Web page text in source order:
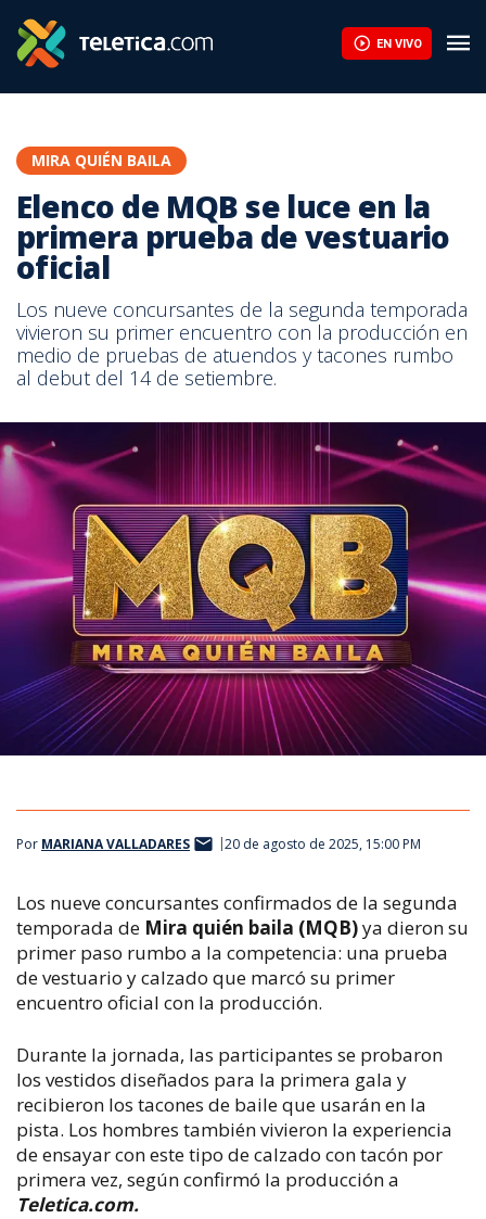
EN VIVO
MIRA QUIÉN BAILA
Elenco de MQB se luce en la
primera prueba de vestuario
oficial
Los nueve concursantes de la segunda temporada
vivieron su primer encuentro con la producción en
medio de pruebas de atuendos y tacones rumbo
al debut del 14 de setiembre.
Por MARIANA VALLADARES 20 de agosto de 2025, 15:00 PM
Los nueve concursantes confirmados de la segunda
temporada de Mira quién baila (MQB)ya dieron su
primer paso rumbo a la competencia: una prueba
de vestuario y calzado que marcó su primer
encuentro oficial con la producción.
Durante la jornada, las participantes se probaron
los vestidos diseñados para la primera gala y
recibieron los tacones de baile que usarán en la
pista. Los hombres también vivieron la experiencia
de ensayar con este tipo de calzado con tacón por
primera vez, según confirmó la producción a
Teletica.com.